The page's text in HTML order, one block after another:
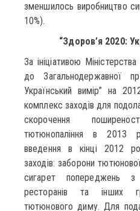
зменшилось виробництво
10%).
“Здоров’я 2020:
За ініціативою
до Загальнодержавної
Український вимір” на
комплекс заходів для
скорочення
тютюнопаління в 2013
введення в кінці 2012
заходів: заборони
сигарет попереджень з
ресторанів та інших
тютюнового диму. Для